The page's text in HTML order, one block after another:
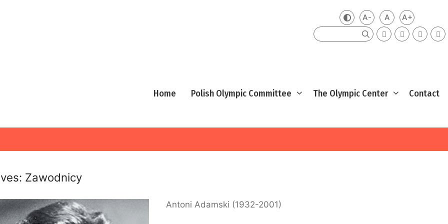
Zmień kontrast
A-Mniejsza czcionka
ADomyślna
A+Większa
Szukaj
Home Polish Olympic Committee The Olympic Center Contact
Zawodnicy
Antoni Adamski (1932-2001)